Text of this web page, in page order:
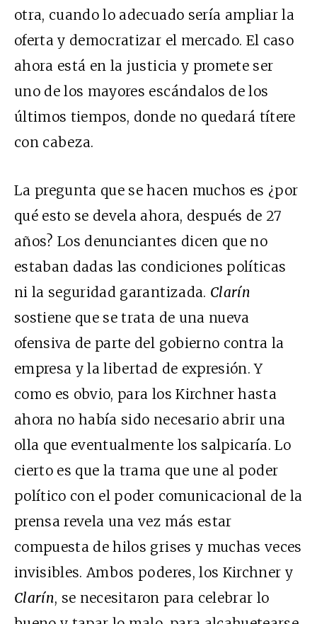
otra, cuando lo adecuado sería ampliar la
oferta y democratizar el mercado. El caso
ahora está en la justicia y promete ser
uno de los mayores escándalos de los
últimos tiempos, donde no quedará títere
con cabeza.
La pregunta que se hacen muchos es ¿por
qué esto se devela ahora, después de 27
años? Los denunciantes dicen que no
estaban dadas las condiciones políticas
ni la seguridad garantizada. Clarín
sostiene que se trata de una nueva
ofensiva de parte del gobierno contra la
empresa y la libertad de expresión. Y
como es obvio, para los Kirchner hasta
ahora no había sido necesario abrir una
olla que eventualmente los salpicaría. Lo
cierto es que la trama que une al poder
político con el poder comunicacional de la
prensa revela una vez más estar
compuesta de hilos grises y muchas veces
invisibles. Ambos poderes, los Kirchner y
Clarín, se necesitaron para celebrar lo